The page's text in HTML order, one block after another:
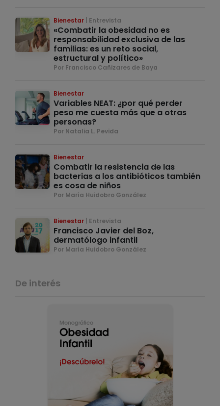
Bienestar Entrevista
«Combatir la obesidad no es
responsabilidad exclusiva de las
familias: es un reto social,
estructural y político»
Por Francisco Cañizares de Baya
Bienestar
Variables NEAT: ¿por qué perder
peso me cuesta más que a otras
personas?
Por Natalia L. Pevida
Bienestar
Combatir la resistencia de las
bacterias a los antibióticos también
es cosa de niños
Por María Huidobro González
Bienestar Entrevista
Francisco Javier del Boz,
dermatólogo infantil
Por María Huidobro González
De interés